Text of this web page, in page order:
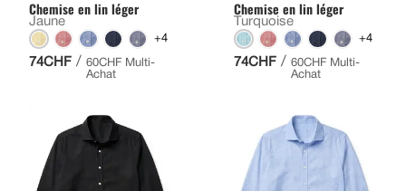
Chemise en lin léger
Jaune
+4
74CHF / 60CHF Multi-
Achat
Chemise en lin léger
Turquoise
+4
74CHF / 60CHF Multi-
Achat